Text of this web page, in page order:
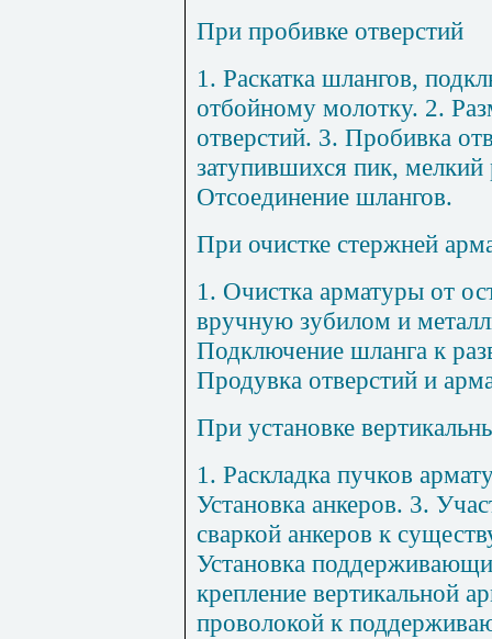
При пробивке отверстий
1. Раскатка шлангов, п
отбойному молотку. 2.
отверстий. 3. Пробивка
затупившихся пик,
Отсоединение шлангов.
При очистке стержней а
1. Очистка арматуры от
вручную зубилом и
Подключение шланга к
Продувка отверстий и
При установке вертикал
1. Раскладка пучков
Установка анкеров. 3.
сваркой анкеров к
Установка
крепление вертикальной
проволокой к